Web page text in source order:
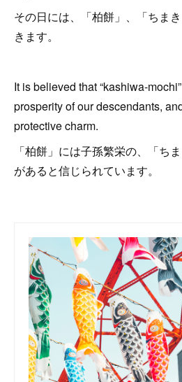
その日には、「柏餅」、「ちま
きます。
It is believed that “kashiwa-
prosperity of our descendants,
protective charm.
「柏餅」には子孫繁栄の、「ち
があると信じられています。